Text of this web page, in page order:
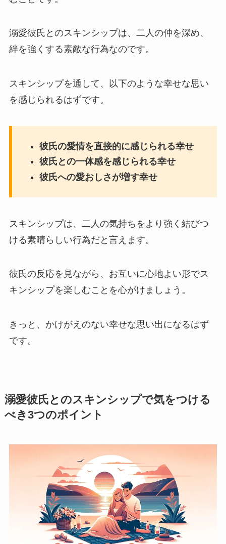
溺愛彼氏とのスキンシップは、二人の仲を深め、
絆を強くする素敵な行為なのです。
スキンシップを通して、以下のような幸せな思い
を感じられるはずです。
彼氏の愛情を直接的に感じられる幸せ
彼氏との一体感を感じられる幸せ
彼氏への愛おしさが増す幸せ
スキンシップは、二人の気持ちをより強く結びつ
ける素晴らしい行為だと言えます。
彼氏の反応を見ながら、お互いに心地よい形でス
キンシップを楽しむことを心がけましょう。
きっと、かけがえのない幸せな思い出になるはず
です。
溺愛彼氏とのスキンシップで気をつける
べき3つのポイント